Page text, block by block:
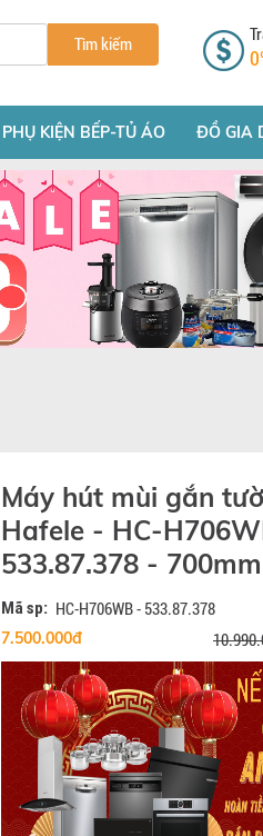
Tìm kiếm
PHỤ KIỆN BẾP-TỦ ÁO ĐỒ GIA
Máy hút mùi gắn
Hafele - HC-
533.87.378 - 700mm
Mã sp: HC-H706WB - 533.87.378
7.500.000đ